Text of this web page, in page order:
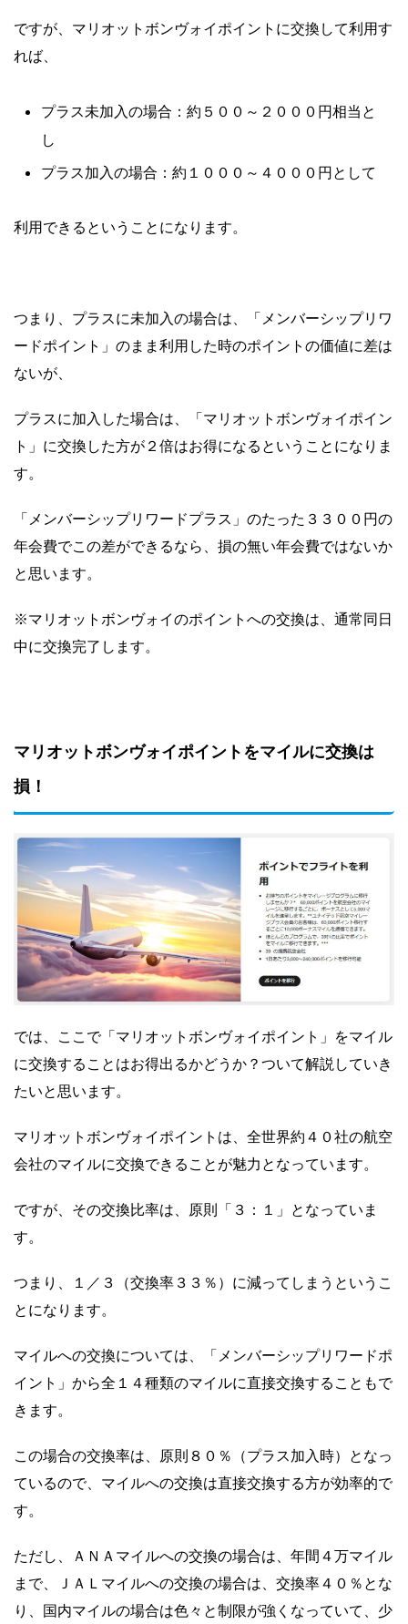
ですが、 マリオットボンヴォイポイントに交換して利用す
れば、
プラス未加入の場合：約５００～２０００円相当と
し
プラス加入の場合：約１０００～４０００円として
利用できるということになります。
つまり、プラスに未加入の場合は、「メンバーシップリワ
ードポイント」のまま利用した時のポイントの価値に差は
ないが、
プラスに加入した場合は、「マリオットボンヴォイポイン
ト」に交換した方が２倍はお得になるということになりま
す。
「メンバーシップリワードプラス」のたった３３００円の
年会費でこの差ができるなら、損の無い年会費ではないか
と思います。
※マリオットボンヴォイのポイントへの交換は、通常同日
中に交換完了します。
マリオットボンヴォイポイントをマイルに交換は
損！
では、ここで「マリオットボンヴォイポイント」をマイル
に交換することはお得出るかどうか？ついて解説していき
たいと思います。
マリオットボンヴォイポイントは、全世界約４０社の航空
会社のマイルに交換できることが魅力となっています。
ですが、その交換比率は、原則「３：１」となっていま
す。
つまり、１／３（交換率３３％）に減ってしまうというこ
とになります。
マイルへの交換については、「メンバーシップリワードポ
イント」から全１４種類のマイルに直接交換することもで
きます。
この場合の交換率は、原則８０％（プラス加入時）となっ
ているので、マイルへの交換は直接交換する方が効率的で
す。
ただし、ＡＮＡマイルへの交換の場合は、年間４万マイル
まで、
ＪＡＬマイルへの交換の場合は、交換率４０％とな
り、国内マイルの場合は色々と制限が強くなっていて、少